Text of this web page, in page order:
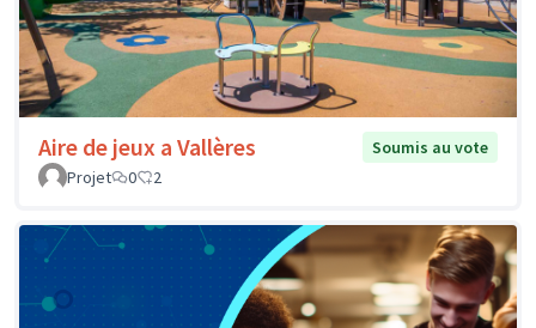
Aire de jeux a Vallères
Soumis au vote
Projet
0 2